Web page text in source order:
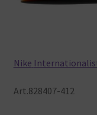
Nike
Art.828407-412